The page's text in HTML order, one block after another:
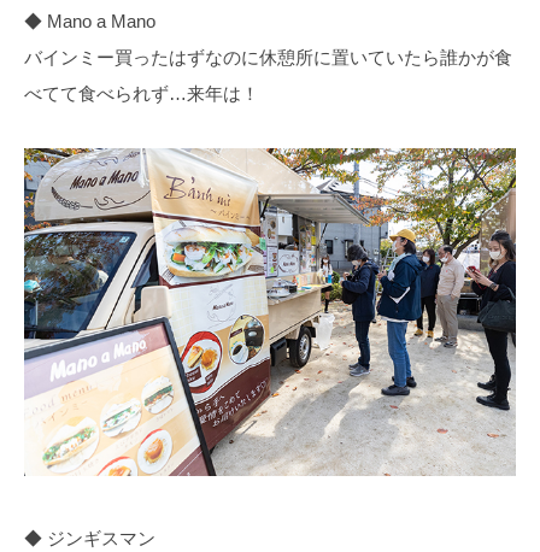
◆ Mano a Mano
バインミー買ったはずなのに休憩所に置いていたら誰かが食
べてて食べられず…来年は！
◆ ジンギスマン